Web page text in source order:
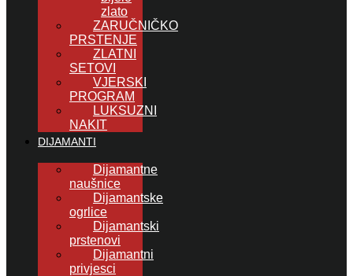
zlato
ZARUČNIČKO
PRSTENJE
ZLATNI
SETOVI
VJERSKI
PROGRAM
LUKSUZNI
NAKIT
DIJAMANTI
Dijamantne
naušnice
Dijamantske
ogrlice
Dijamantski
prstenovi
Dijamantni
privjesci